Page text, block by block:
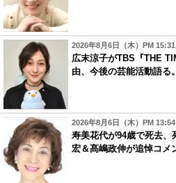
2026年8月6日（木）PM 15:31
広末涼子がTBS『THE
由、今後の芸能活動語
2026年8月6日（木）PM 13:54
寿美花代が94歳で死去、
宏＆髙嶋政伸が追悼コメ